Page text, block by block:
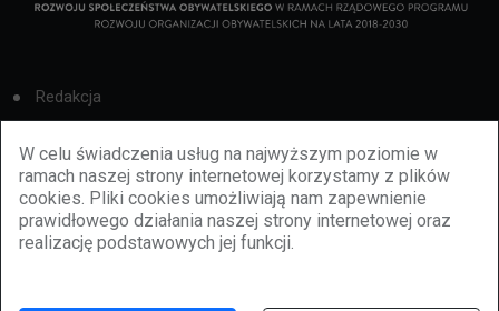
W celu świadczenia usług na najwyższym poziomie w
ramach naszej strony internetowej korzystamy z plików
cookies. Pliki cookies umożliwiają nam zapewnienie
prawidłowego działania naszej strony internetowej oraz
realizację podstawowych jej funkcji.
Redakcja
Cookies
Reklama
BBiletomania